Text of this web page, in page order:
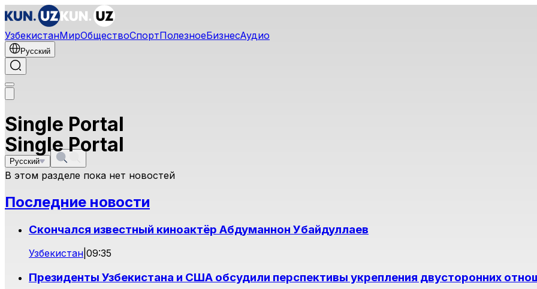
УзбекистанМирОбществоСпортПолезноеБизнесАудио
Русский
Single Portal
Русский
Single Portal
В этом разделе пока нет новостей
Последние новости
Скончался известный киноактёр Абдуманнон Убайдуллаев
Узбекистан 09:35
Президенты Узбекистана и США обсудили перспективы укрепления двусторонних